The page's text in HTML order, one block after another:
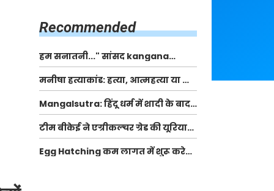
Recommended
हम सनातनी..." सांसद kangana
Ranaut से क्या बोली लड़की? Viral
Jantar-Mantar | CJP protest
मनीषा हत्याकांड: हत्या, आत्महत्या या कोई बड़ा राज?
| Full Story | Josh Haryana
Mangalsutra: हिंदू धर्म में शादी के बाद
मंगलसूत्र क्यों पहनती है महिलाएं, किसने
शुरु की ये परंपरा
टीम बीकेई ने एग्रीकल्चर ग्रेड की यूरिया
खाद गट्टों में बदलकर टेक्निकल ग्रेड में
बेचने वालों पर करवाई कार्रवाई:
Egg Hatching कम लागत में शुरू करे